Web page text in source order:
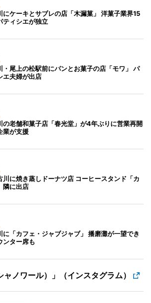
にケーキとサブレの店「木漏菓」 洋菓子業界15
ティシエが独立
・尾上の松駅前にパンとお菓子の店「モワ」 パ
エ夫婦が出店
の老舗和菓子店「春光堂」が4年ぶりに営業再開
業が支援
川に焼き蒸しドーナツ店 コーヒースタンド「カ
隣に出店
に「カフェ・ジャブジャブ」 播磨灘が一望でき
ンター席も
ャノワール）」（インスタグラム）